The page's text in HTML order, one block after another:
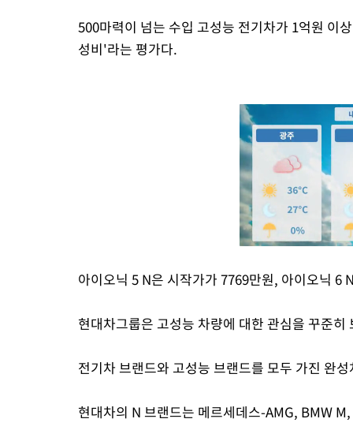
500마력이 넘는 수입 고성능 전기차가 1억원 이
성비'라는 평가다.
아이오닉 5 N은 시작가가 7769만원, 아이오닉 6
현대차그룹은 고성능 차량에 대한 관심을 꾸준히
전기차 브랜드와 고성능 브랜드를 모두 가진 완
현대차의 N 브랜드는 메르세데스-AMG, BMW